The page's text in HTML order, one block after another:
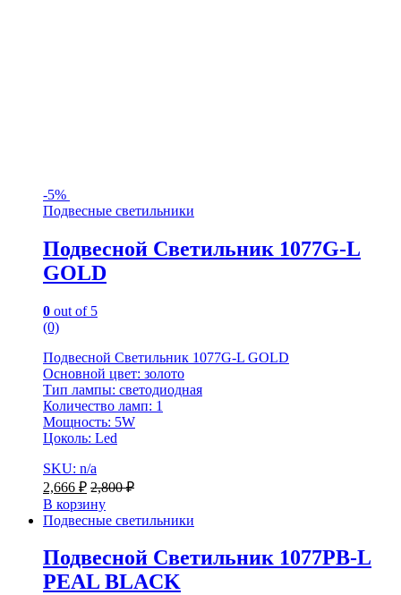
-5%
Подвесные светильники
Подвесной Светильник 1077G-L
GOLD
0 out of 5
(0)
Подвесной Светильник 1077G-L GOLD
Основной цвет: золото
Тип лампы: светодиодная
Количество ламп: 1
Мощность: 5W
Цоколь: Led
SKU: n/a
2,666 ₽ 2,800₽
В корзину
Подвесные светильники
Подвесной Светильник 1077PB-L
PEAL BLACK